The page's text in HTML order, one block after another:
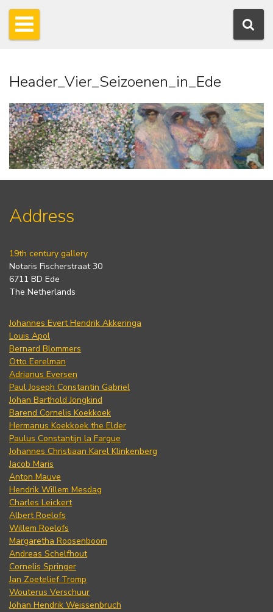
Header_Vier_Seizoenen_in_Ede
Address
19th century gallery
Notaris Fischerstraat 30
6711 BD Ede
The Netherlands
Johannes Evert Hendrik Akkeringa
Louis Apol
Bernard Blommers
Otto Eerelman
Adrianus Eversen
Paul Joseph Constantin Gabriel
Johan Barthold Jongkind
Barend Cornelis Koekkoek
Hermanus Koekkoek the Elder
Paulus Constantijn la Fargue
Johannes Christiaan Karel Klinkenberg
Jacob Maris
Anton Mauve
Hendrik Willem Mesdag
Charles Leickert
Albert Roelofs
Willem Roelofs
Margaretha Roosenboom
Andreas Schelfhout
Cornelis Springer
Jan Zoetelief Tromp
Wouterus Verschuur
Johan Hendrik Weissenbruch